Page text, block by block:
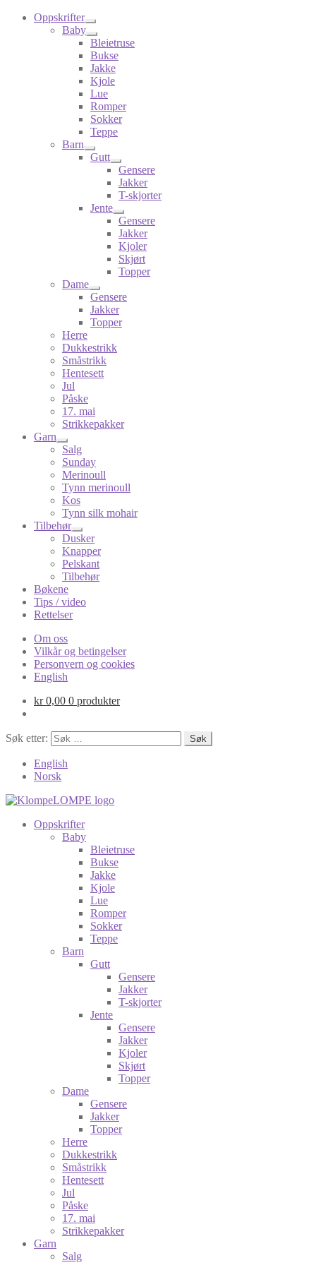
Oppskrifter
Baby
Bleietruse
Bukse
Jakke
Kjole
Lue
Romper
Sokker
Teppe
Barn
Gutt
Gensere
Jakker
T-skjorter
Jente
Gensere
Jakker
Kjoler
Skjørt
Topper
Dame
Gensere
Jakker
Topper
Herre
Dukkestrikk
Småstrikk
Hentesett
Jul
Påske
17. mai
Strikkepakker
Garn
Salg
Sunday
Merinoull
Tynn merinoull
Kos
Tynn silk mohair
Tilbehør
Dusker
Knapper
Pelskant
Tilbehør
Bøkene
Tips / video
Rettelser
Om oss
Vilkår og betingelser
Personvern og cookies
English
kr0,00 0 produkter
Søk etter:
English
Norsk
Oppskrifter
Baby
Bleietruse
Bukse
Jakke
Kjole
Lue
Romper
Sokker
Teppe
Barn
Gutt
Gensere
Jakker
T-skjorter
Jente
Gensere
Jakker
Kjoler
Skjørt
Topper
Dame
Gensere
Jakker
Topper
Herre
Dukkestrikk
Småstrikk
Hentesett
Jul
Påske
17. mai
Strikkepakker
Garn
Salg